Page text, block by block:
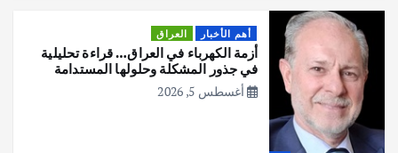
أهم الأخبار العراق
أزمة الكهرباء في العراق… قراءة تحليلية
في جذور المشكلة وحلولها المستدامة
أغسطس 5, 2026